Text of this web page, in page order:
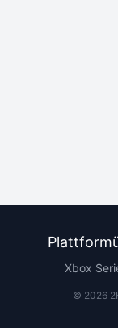
Xbox
© 2026